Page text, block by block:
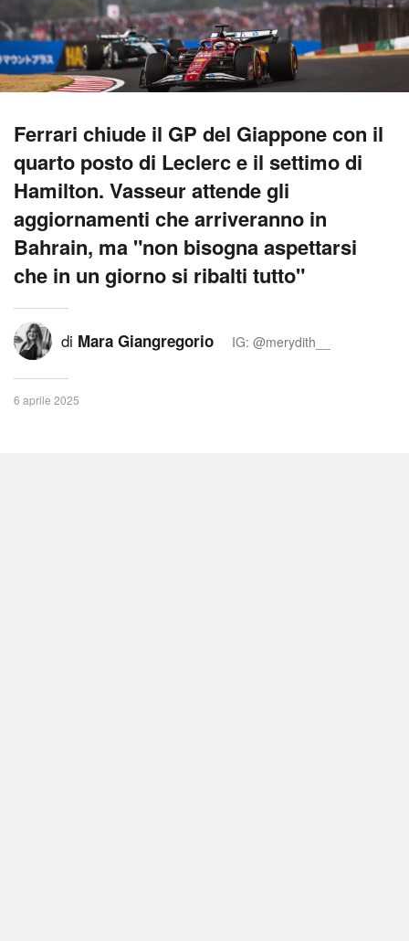
Ferrari chiude il GP del Giappone con il
quarto posto di Leclerc e il settimo di
Hamilton. Vasseur attende gli
aggiornamenti che arriveranno in
Bahrain, ma "non bisogna aspettarsi
che in un giorno si ribalti tutto"
di Mara Giangregorio IG: @merydith__
6 aprile 2025